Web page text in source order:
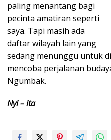
paling menantang bagi
pecinta amatiran seperti
saya. Tapi masih ada
daftar wilayah lain yang
sedang menunggu untuk
mencoba perjalanan
Ngumbak.
Nyi – ita